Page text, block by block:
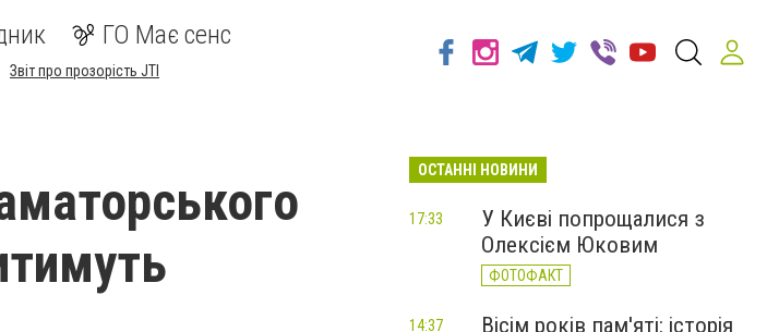
ГО Має сенс
Звіт про прозорість JTI
ОСТАННІ НОВИНИ
У Києві попрощалися з
Олексієм Юковим
ФОТОФАКТ
17:33
Вісім років пам'яті: історія
14:37